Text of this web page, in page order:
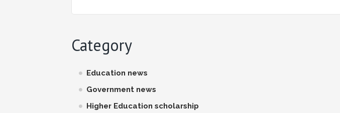
Category
Education news
Government news
Higher Education scholarship